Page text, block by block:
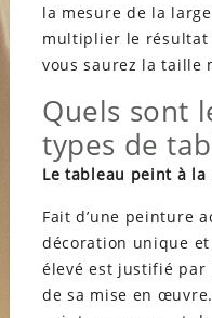
la mesure de la
multiplier le résultat
vous saurez la taille
Quels sont
types de
Le tableau peint à la
Fait d’une peinture
décoration unique
élevé est justifié par
de sa mise en